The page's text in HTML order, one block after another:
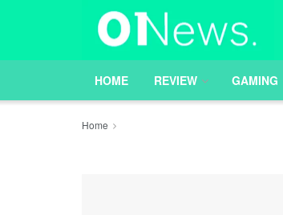
HOME REVIEW GAMING
Home